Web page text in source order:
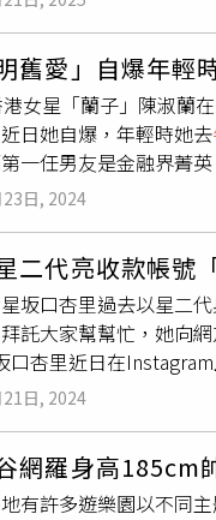
元）是「賒帳金」，即牛
至今仍對男性感到強烈
他們背債並進入風俗
本政府最新修正的《
戀愛感情為由誘導顧
據了解，名古屋榮商圈
示，「整個行業正受
笑說：「我沒想過，我
即切換「明星模式」，
，「我喜歡音樂，喜
是否還存在時，田口
前社長喜多川的敏感
左）表演。（圖／翻攝
明舊愛」自爆年
女星「蘭子」陳淑蘭
日她自爆，年輕時她去
一任男友是金融界菁
說，「你有你的工作
...」男友說，「其實這
阿嬸洗廁所那些好過你
她，都是19、20歲的
很差，有次還有日本
亮的男生內在無養分。
日, 2024
二代亮收款帳號
坂口杏里過去以星二
託大家幫幫忙，她向
口杏里近日在
什麼都願意做」，坦言
用卡資訊公開，讓外界
40年在演藝圈有一席
果導致自己負債累累
及對牛郎恐嚇取財被
日, 2024
網羅身高
有許多遊樂園以不同